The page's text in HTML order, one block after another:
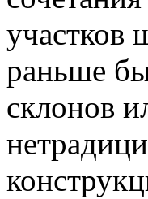
участков
раньше
склонов